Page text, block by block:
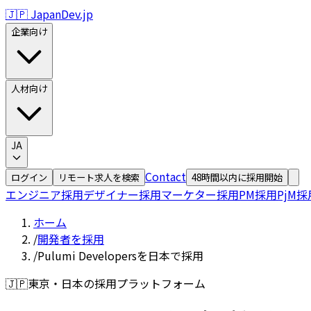
🇯🇵 JapanDev.jp
企業向け
人材向け
JA
ログイン リモート求人を検索 Contact 48時間以内に採用開始
エンジニア採用デザイナー採用マーケター採用PM採用PjM採
ホーム
/開発者を採用
/Pulumi Developersを日本で採用
🇯🇵東京・日本の採用プラットフォーム